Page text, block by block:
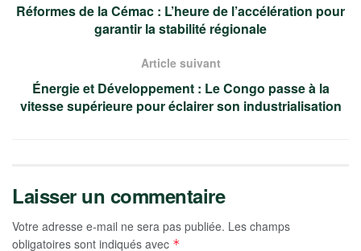
Réformes de la Cémac : L’heure de l’accélération pour
garantir la stabilité régionale
Article suivant
Énergie et Développement : Le Congo passe à la
vitesse supérieure pour éclairer son industrialisation
Laisser un commentaire
Votre adresse e-mail ne sera pas publiée. Les champs
obligatoires sont indiqués avec *